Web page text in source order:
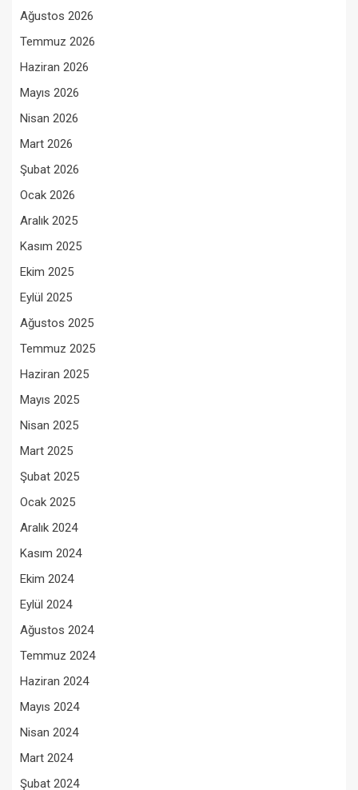
Ağustos 2026
Temmuz 2026
Haziran 2026
Mayıs 2026
Nisan 2026
Mart 2026
Şubat 2026
Ocak 2026
Aralık 2025
Kasım 2025
Ekim 2025
Eylül 2025
Ağustos 2025
Temmuz 2025
Haziran 2025
Mayıs 2025
Nisan 2025
Mart 2025
Şubat 2025
Ocak 2025
Aralık 2024
Kasım 2024
Ekim 2024
Eylül 2024
Ağustos 2024
Temmuz 2024
Haziran 2024
Mayıs 2024
Nisan 2024
Mart 2024
Şubat 2024